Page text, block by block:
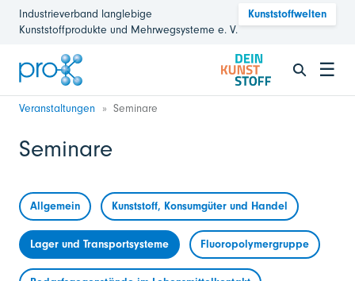
Industrieverband langlebige
Kunststoffprodukte und Mehrwegsysteme e. V.
Kunststoffwelten
☰
Veranstaltungen Seminare
Seminare
Allgemein Kunststoff, Konsumgüter und Handel
Lager und Transportsysteme Fluoropolymergruppe